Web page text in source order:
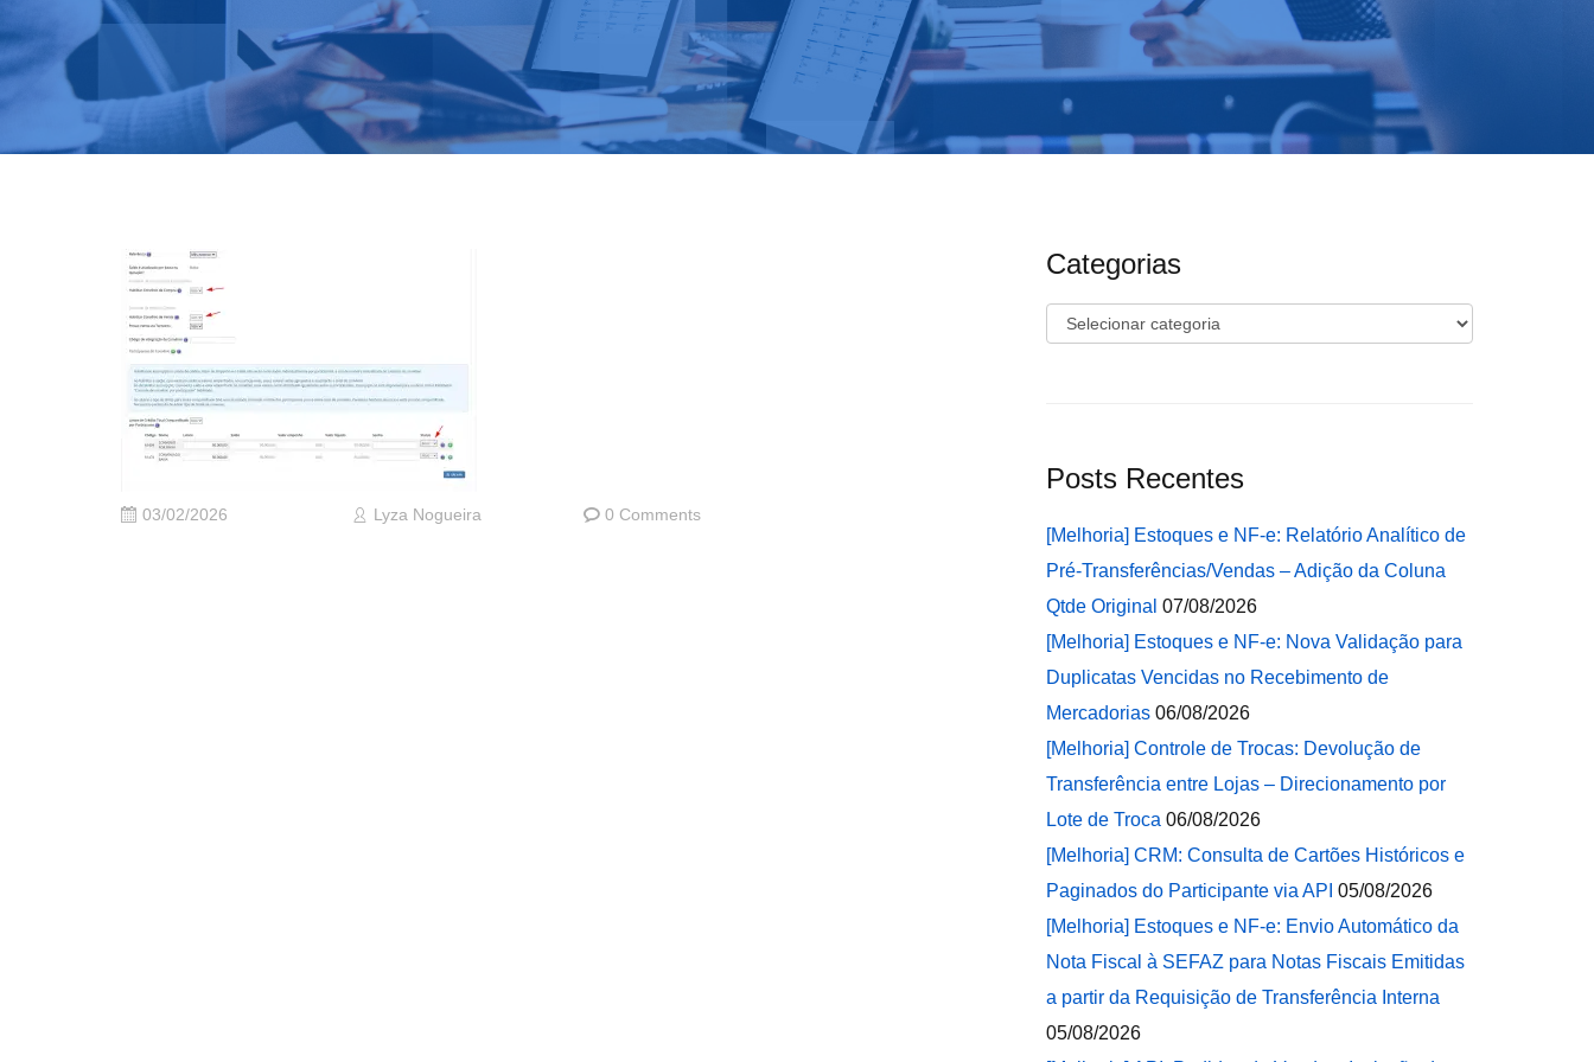
03/02/2026 Lyza Nogueira 0 Comments
Categorias
Categorias
Posts Recentes
[Melhoria] Estoques e NF-e: Relatório Analítico de
Pré-Transferências/Vendas – Adição da Coluna
Qtde Original 07/08/2026
[Melhoria] Estoques e NF-e: Nova Validação para
Duplicatas Vencidas no Recebimento de
Mercadorias 06/08/2026
[Melhoria] Controle de Trocas: Devolução de
Transferência entre Lojas – Direcionamento por
Lote de Troca 06/08/2026
[Melhoria] CRM: Consulta de Cartões Históricos e
Paginados do Participante via API 05/08/2026
[Melhoria] Estoques e NF-e: Envio Automático da
Nota Fiscal à SEFAZ para Notas Fiscais Emitidas
a partir da Requisição de Transferência Interna
05/08/2026